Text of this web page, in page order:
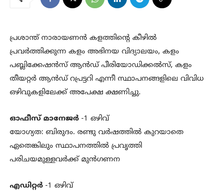
പ്രശാന്ത് നാരായണന്‍ കളത്തിന്റെ കീഴില്‍
പ്രവര്‍ത്തിക്കുന്ന കളം അഭിനയ വിദ്യാലയം, കളം
പബ്ലിക്കേഷന്‍സ് ആന്‍ഡ് പീരിയോഡിക്കല്‍സ്, കളം
തീയറ്റര്‍ ആന്‍ഡ് റപ്രട്ടറി എന്നീ സ്ഥാപനങ്ങളിലെ വിവിധ
ഒഴിവുകളിലേക്ക് അപേക്ഷ ക്ഷണിച്ചു.
ഓഫീസ് മാനേജര്‍ -1 ഒഴിവ്
യോഗ്യത: ബിരുദം. രണ്ടു വര്‍ഷത്തില്‍ കുറയാതെ
ഏതെങ്കിലും സ്ഥാപനത്തില്‍ പ്രവൃത്തി
പരിചയമുള്ളവര്‍ക്ക് മുന്‍ഗണന
എഡിറ്റര്‍ -1 ഒഴിവ്